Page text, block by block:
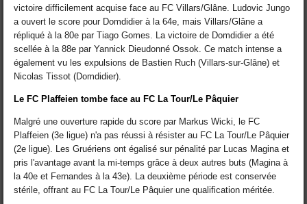
victoire difficilement acquise face au FC Villars/Glâne. Ludovic Jungo
a ouvert le score pour Domdidier à la 64e, mais Villars/Glâne a
répliqué à la 80e par Tiago Gomes. La victoire de Domdidier a été
scellée à la 88e par Yannick Dieudonné Ossok. Ce match intense a
également vu les expulsions de Bastien Ruch (Villars-sur-Glâne) et
Nicolas Tissot (Domdidier).
Le FC Plaffeien tombe face au FC La Tour/Le Pâquier
Malgré une ouverture rapide du score par Markus Wicki, le FC
Plaffeien (3e ligue) n'a pas réussi à résister au FC La Tour/Le Pâquier
(2e ligue). Les Gruériens ont égalisé sur pénalité par Lucas Magina et
pris l'avantage avant la mi-temps grâce à deux autres buts (Magina à
la 40e et Fernandes à la 43e). La deuxième période est conservée
stérile, offrant au FC La Tour/Le Pâquier une qualification méritée.